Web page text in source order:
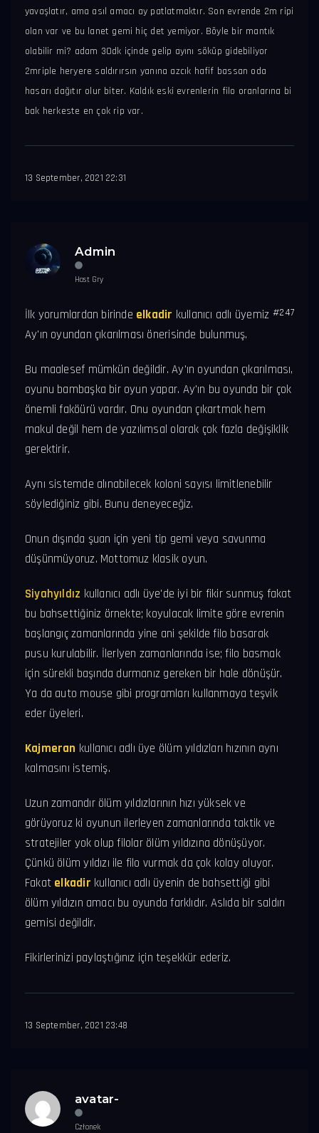
yavaşlatır, ama asıl amacı ay patlatmaktır. Son evrende 2m ripi
olan var ve bu lanet gemi hiç det yemiyor. Böyle bir mantık
olabilir mi? adam 30dk içinde gelip ayını söküp gidebiliyor
2mriple heryere saldırırsın yanına azcık hafif bassan oda
hasarı dağıtır olur biter. Kaldık eski evrenlerin filo oranlarına bi
bak herkeste en çok rip var.
13 September, 2021 22:31
Admin
Host Gry
#247
İlk yorumlardan birinde elkadir kullanıcı adlı üyemiz
Ay'ın oyundan çıkarılması önerisinde bulunmuş.
Bu maalesef mümkün değildir. Ay'ın oyundan çıkarılması,
oyunu bambaşka bir oyun yapar. Ay'ın bu oyunda bir çok
önemli faköürü vardır. Onu oyundan çıkartmak hem
makul değil hem de yazılımsal olarak çok fazla değişiklik
gerektirir.
Aynı sistemde alınabilecek koloni sayısı limitlenebilir
söylediğiniz gibi. Bunu deneyeceğiz.
Onun dışında şuan için yeni tip gemi veya savunma
düşünmüyoruz. Mottomuz klasik oyun.
Siyahyıldız kullanıcı adlı üye'de iyi bir fikir sunmuş fakat
bu bahsettiğiniz örnekte; koyulacak limite göre evrenin
başlangıç zamanlarında yine ani şekilde filo basarak
pusu kurulabilir. İlerlyen zamanlarında ise; filo basmak
için sürekli başında durmanız gereken bir hale dönüşür.
Ya da auto mouse gibi programları kullanmaya teşvik
eder üyeleri.
Kajmeran kullanıcı adlı üye ölüm yıldızları hızının aynı
kalmasını istemiş.
Uzun zamandır ölüm yıldızlarının hızı yüksek ve
görüyoruz ki oyunun ilerleyen zamanlarında taktik ve
stratejiler yok olup filolar ölüm yıldızına dönüşüyor.
Çünkü ölüm yıldızı ile filo vurmak da çok kolay oluyor.
Fakat elkadir kullanıcı adlı üyenin de bahsettiği gibi
ölüm yıldızın amacı bu oyunda farklıdır. Aslıda bir saldırı
gemisi değildir.
Fikirlerinizi paylaştığınız için teşekkür ederiz.
13 September, 2021 23:48
avatar-
Członek